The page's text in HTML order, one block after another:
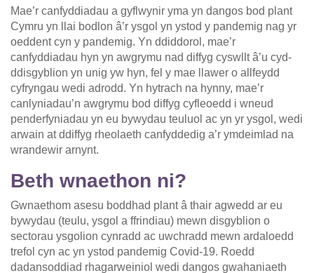
Mae’r canfyddiadau a gyflwynir yma yn dangos bod plant
Cymru yn llai bodlon â’r ysgol yn ystod y pandemig nag yr
oeddent cyn y pandemig. Yn ddiddorol, mae’r
canfyddiadau hyn yn awgrymu nad diffyg cyswllt â’u cyd-
ddisgyblion yn unig yw hyn, fel y mae llawer o allfeydd
cyfryngau wedi adrodd. Yn hytrach na hynny, mae’r
canlyniadau’n awgrymu bod diffyg cyfleoedd i wneud
penderfyniadau yn eu bywydau teuluol ac yn yr ysgol, wedi
arwain at ddiffyg rheolaeth canfyddedig a’r ymdeimlad na
wrandewir arnynt.
Beth wnaethon ni?
Gwnaethom asesu boddhad plant â thair agwedd ar eu
bywydau (teulu, ysgol a ffrindiau) mewn disgyblion o
sectorau ysgolion cynradd ac uwchradd mewn ardaloedd
trefol cyn ac yn ystod pandemig Covid-19. Roedd
dadansoddiad rhagarweiniol wedi dangos gwahaniaeth